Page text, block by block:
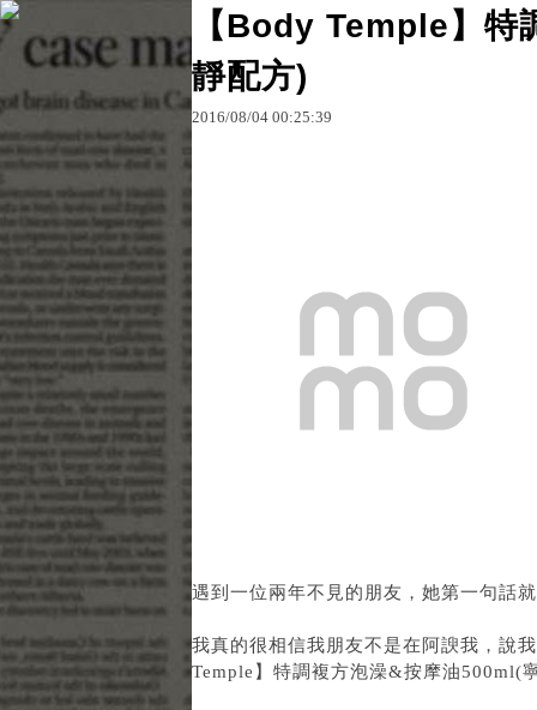
原文網址：http://blog.udn.com/wiqx0306/
【Body Temple】
靜配方)
2016/08/04 00:25:39
遇到一位兩年不見的朋友，她第一句話
我真的很相信我朋友不是在阿諛我，說
Temple】特調複方泡澡&按摩油500ml(